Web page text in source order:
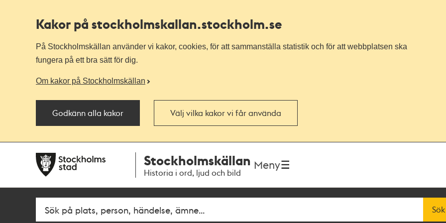
Kakor på stockholmskallan.stockholm.se
På Stockholmskällan använder vi kakor, cookies, för att sammanställa statistik och för att webbplatsen ska
fungera på ett bra sätt för dig.
Om kakor på Stockholmskällan
Godkänn alla kakor Välj vilka kakor vi får använda
navigationen
huvudinnehållet
Stockholmskällan
Historia i ord, ljud och bild
Meny
Fritextsök Sök